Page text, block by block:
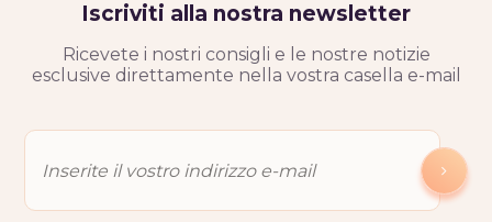
Iscriviti alla nostra newsletter
Ricevete i nostri consigli e le nostre notizie
esclusive direttamente nella vostra casella e-mail